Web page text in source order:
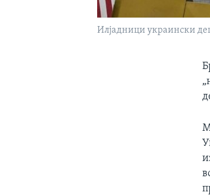
Илјадници украински